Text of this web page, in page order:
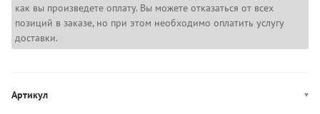
как вы произведете оплату. Вы можете отказаться от всех
позиций в заказе, но при этом необходимо оплатить услугу
доставки.
Артикул